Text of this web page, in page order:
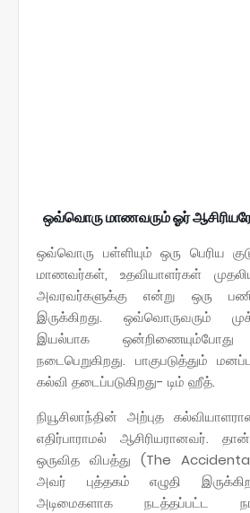
ஒவ்வொரு மாணவரும் ஓர் ஆசிரியரே!
ஒவ்வொரு பள்ளியும் ஒரு பெரிய
மாணவர்கள், உதவியாளர்கள்
அவரவர்களுக்கு என்று ஒரு
இருக்கிறது. ஒவ்வொருவரும்
இயல்பாக
நடைபெறுகிறது. பாகுபடுத்தும்
கல்வி தடைப்படுகிறது- டிம் ஹீத்.
நியூசிலாந்தின் அற்புத
எதிர்பாராமல் ஆசிரியரானவர்.
ஒருவித விபத்து (The
அவர் புத்தகம் எழுதி
அடிமைகளாக நடத்தப்பட்ட